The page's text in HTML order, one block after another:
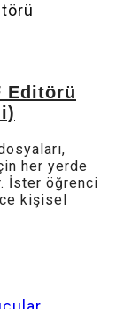
Editörü
her yerde
İster öğrenci
kişisel